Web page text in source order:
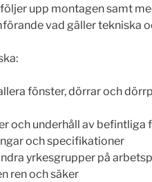
upp montagen samt
vad gäller tekniska
fönster, dörrar och
och underhåll av befintliga
och specifikationer
yrkesgrupper på
ren och säker